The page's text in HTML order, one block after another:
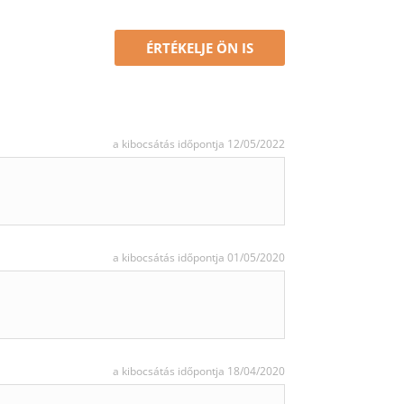
ÉRTÉKELJE ÖN IS
a kibocsátás időpontja 12/05/2022
a kibocsátás időpontja 01/05/2020
a kibocsátás időpontja 18/04/2020